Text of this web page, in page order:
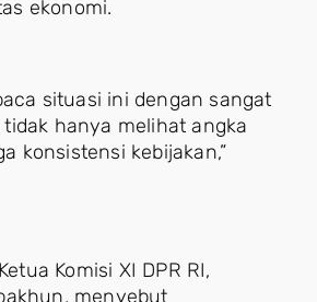
ekonomi.
situasi ini dengan sangat
tidak hanya melihat angka
konsistensi kebijakan,”
Komisi XI DPR RI,
menyebut